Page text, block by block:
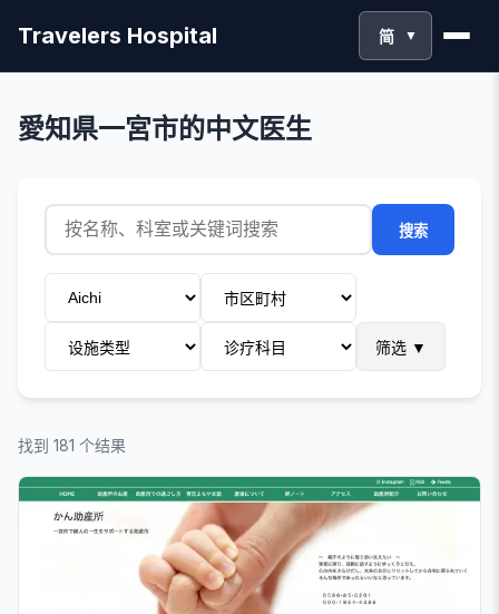
Travelers Hospital 简 ▼
愛知県一宮市的中文医生
搜索
筛选 ▼
找到 181 个结果